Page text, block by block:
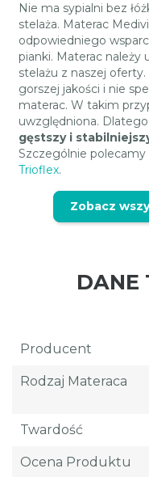
Nie ma sypialni bez
stelaża. Materac
odpowiedniego
pianki. Materac
stelażu z naszej
gorszej jakości i nie
materac. W takim
uwzględniona. Dlatego
gęstszy i
Szczególnie polecamy
Trioflex.
Zobacz
DANE
Producent
Rodzaj Materaca
Twardość
Ocena Produktu